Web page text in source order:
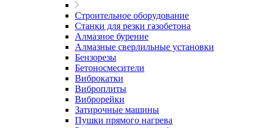
Строительное оборудование
Станки для резки газобетона
Алмазное бурение
Алмазные сверлильные установки
Бензорезы
Бетоносмесители
Виброкатки
Виброплиты
Виброрейки
Затирочные машины
Пушки прямого нагрева